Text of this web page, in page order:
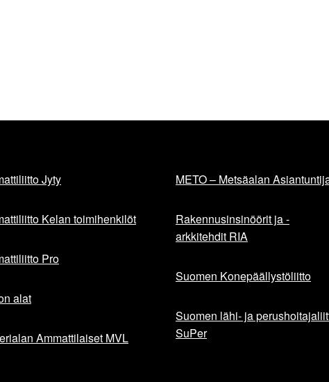
Jyty
Kelan toimihenkilöt
Pro
alat
Ammattilaiset MVL
METO – Metsäalan
Rakennusinsinöörit ja -
arkkitehdit RIA
Suomen Konepäällystöliitto
Suomen lähi- ja
SuPer